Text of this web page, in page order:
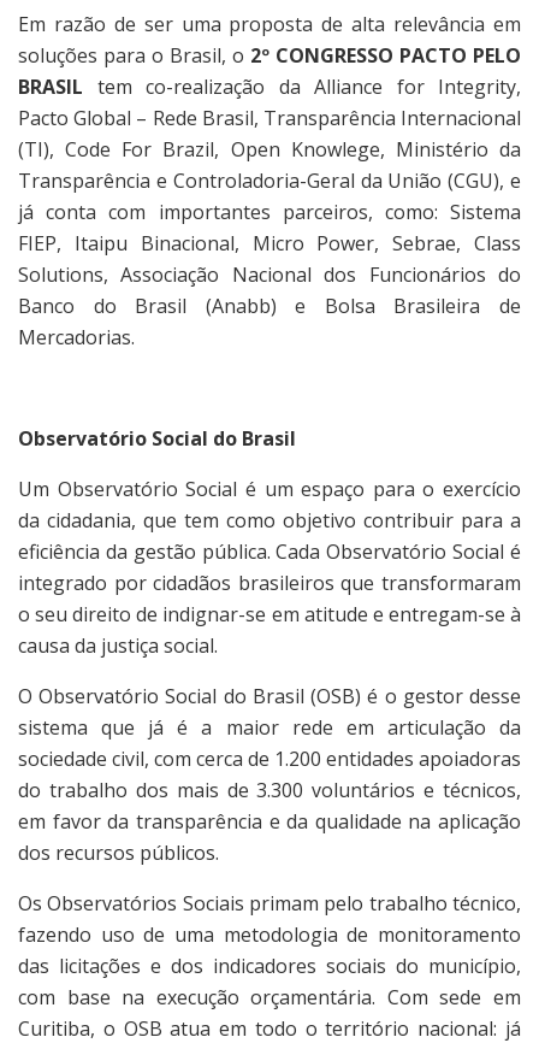
Em razão de ser uma proposta de alta relevância em
soluções para o Brasil, o 2º CONGRESSO PACTO PELO
BRASIL tem co-realização da Alliance for Integrity,
Pacto Global – Rede Brasil, Transparência Internacional
(TI), Code For Brazil, Open Knowlege, Ministério da
Transparência e Controladoria-Geral da União (CGU), e
já conta com importantes parceiros, como: Sistema
FIEP, Itaipu Binacional, Micro Power, Sebrae, Class
Solutions, Associação Nacional dos Funcionários do
Banco do Brasil (Anabb) e Bolsa Brasileira de
Mercadorias.
Observatório Social do Brasil
Um Observatório Social é um espaço para o exercício
da cidadania, que tem como objetivo contribuir para a
eficiência da gestão pública. Cada Observatório Social é
integrado por cidadãos brasileiros que transformaram
o seu direito de indignar-se em atitude e entregam-se à
causa da justiça social.
O Observatório Social do Brasil (OSB) é o gestor desse
sistema que já é a maior rede em articulação da
sociedade civil, com cerca de 1.200 entidades apoiadoras
do trabalho dos mais de 3.300 voluntários e técnicos,
em favor da transparência e da qualidade na aplicação
dos recursos públicos.
Os Observatórios Sociais primam pelo trabalho técnico,
fazendo uso de uma metodologia de monitoramento
das licitações e dos indicadores sociais do município,
com base na execução orçamentária. Com sede em
Curitiba, o OSB atua em todo o território nacional: já